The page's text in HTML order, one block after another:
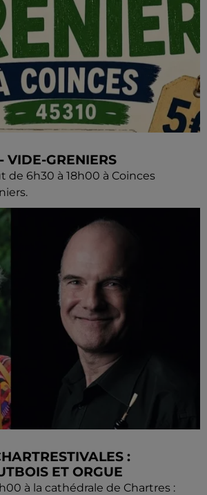
VIDE-GRENIERS
de 6h30 à 18h00 à Coinces
:
ET ORGUE
à la cathédrale de Chartres :